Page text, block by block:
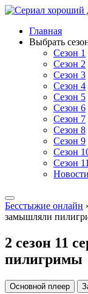
Главная
Выбрать
Сезон 1
Сезон 2
Сезон 3
Сезон 4
Сезон 5
Сезон 6
Сезон 7
Сезон 8
Сезон 9
Сезон
Сезон 11
Новости
Бесстыжие онлайн
замышляли
2 сезон 11
пилигримы
Основной плеер